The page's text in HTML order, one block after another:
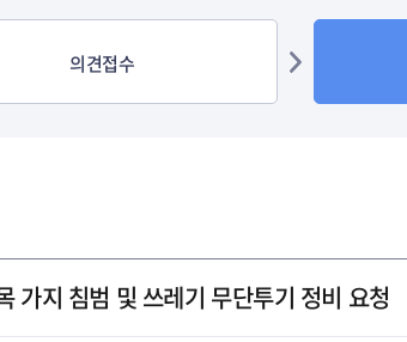
의견접수
가지 침범 및 쓰레기 무단투기 정비 요청